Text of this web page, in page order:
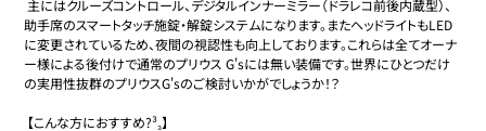
助手席のスマートタッチ施錠・解錠システムになります。またヘッドライトもLED
に変更されているため、夜間の視認性も向上しております。これらは全てオーナ
ー様による後付けで通常のプリウス G'sには無い装備です。世界にひとつだけ
の実用性抜群のプリウスG'sのご検討いかがでしょうか！？